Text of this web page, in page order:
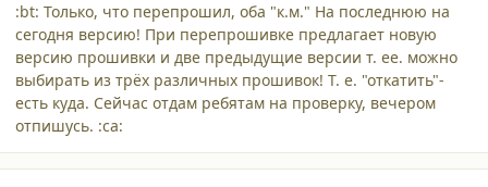
:bt: Только, что перепрошил, оба "к.м." На последнюю на
сегодня версию! При перепрошивке предлагает новую
версию прошивки и две предыдущие версии т. ее. можно
выбирать из трёх различных прошивок! Т. е. "откатить"-
есть куда. Сейчас отдам ребятам на проверку, вечером
отпишусь. :ca: